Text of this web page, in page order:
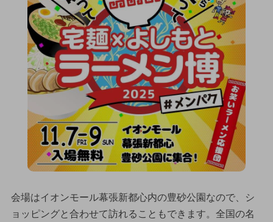
会場はイオンモール幕張新都心内の豊砂公園なので、シ
ョッピングと合わせて訪れることもできます。全国の名